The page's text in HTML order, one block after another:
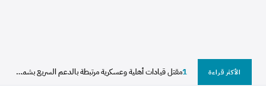
الأكثر قراءة 1 مقتل قيادات أهلية وعسكرية مرتبطة بالدعم السريع بشمال دارفور